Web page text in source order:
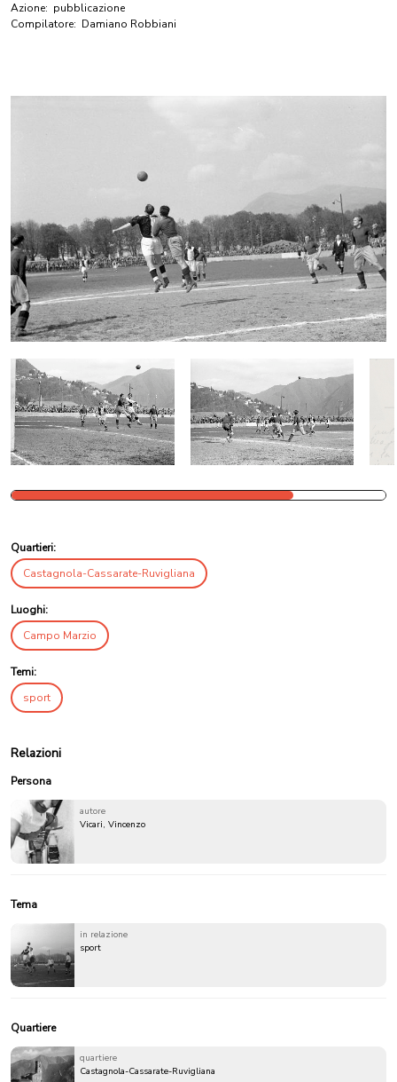
Azione: pubblicazione
Compilatore: Damiano Robbiani
Quartieri:
Castagnola-Cassarate-Ruvigliana
Luoghi:
Campo Marzio
Temi:
sport
Relazioni
Persona
autore
Vicari, Vincenzo
Tema
in relazione
sport
Quartiere
quartiere
Castagnola-Cassarate-Ruvigliana